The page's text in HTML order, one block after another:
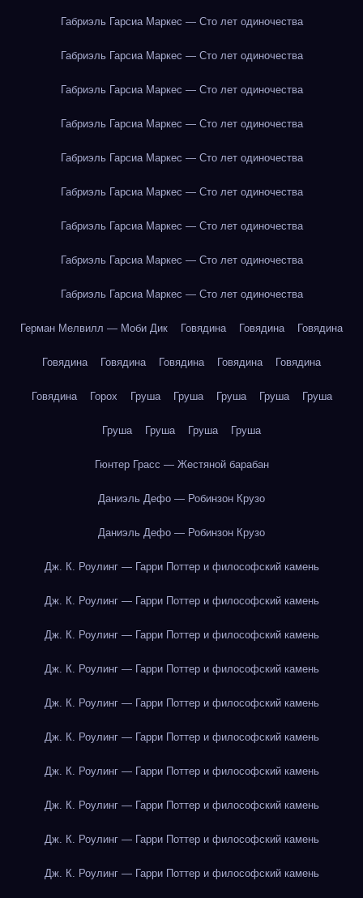
Габриэль Гарсиа Маркес — Сто лет одиночества
Габриэль Гарсиа Маркес — Сто лет одиночества
Габриэль Гарсиа Маркес — Сто лет одиночества
Габриэль Гарсиа Маркес — Сто лет одиночества
Габриэль Гарсиа Маркес — Сто лет одиночества
Габриэль Гарсиа Маркес — Сто лет одиночества
Габриэль Гарсиа Маркес — Сто лет одиночества
Габриэль Гарсиа Маркес — Сто лет одиночества
Габриэль Гарсиа Маркес — Сто лет одиночества
Герман Мелвилл — Моби Дик Говядина Говядина Говядина
Говядина Говядина Говядина Говядина Говядина
Говядина Горох Груша Груша Груша Груша Груша
Груша Груша Груша Груша
Гюнтер Грасс — Жестяной барабан
Даниэль Дефо — Робинзон Крузо
Даниэль Дефо — Робинзон Крузо
Дж. К. Роулинг — Гарри Поттер и философский камень
Дж. К. Роулинг — Гарри Поттер и философский камень
Дж. К. Роулинг — Гарри Поттер и философский камень
Дж. К. Роулинг — Гарри Поттер и философский камень
Дж. К. Роулинг — Гарри Поттер и философский камень
Дж. К. Роулинг — Гарри Поттер и философский камень
Дж. К. Роулинг — Гарри Поттер и философский камень
Дж. К. Роулинг — Гарри Поттер и философский камень
Дж. К. Роулинг — Гарри Поттер и философский камень
Дж. К. Роулинг — Гарри Поттер и философский камень